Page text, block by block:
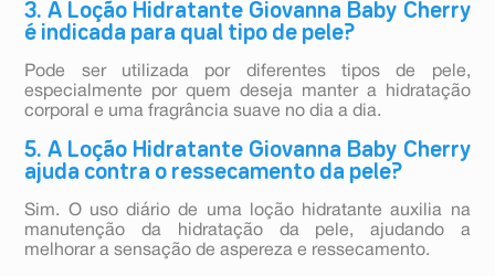
3. A Loção Hidratante Giovanna Baby Cherry
é indicada para qual tipo de pele?
Pode ser utilizada por diferentes tipos de pele,
especialmente por quem deseja manter a hidratação
corporal e uma fragrância suave no dia a dia.
5. A Loção Hidratante Giovanna Baby Cherry
ajuda contra o ressecamento da pele?
Sim. O uso diário de uma loção hidratante auxilia na
manutenção da hidratação da pele, ajudando a
melhorar a sensação de aspereza e ressecamento.